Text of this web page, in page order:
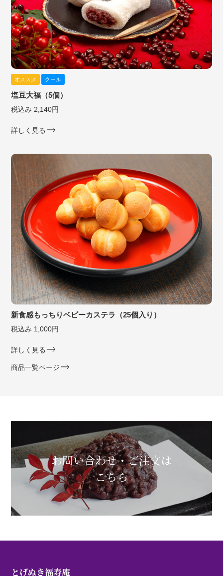
オススメ クール
塩豆大福（5個）
税込み 2,140円
詳しく見る
新食感もっちりベビーカステラ（25個入り）
税込み 1,000円
詳しく見る
商品一覧ページ
お問い合わせ・ご注文は
こちら
とげぬき福寿庵